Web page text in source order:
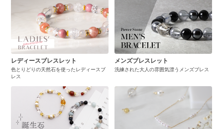
レディースブレスレット
色とりどりの天然石を使ったレディースブ
レス
メンズブレスレット
洗練された大人の雰囲気漂うメンズブレス